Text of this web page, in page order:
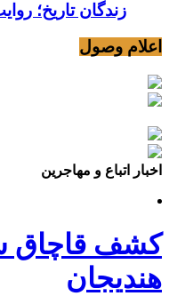
زندگان تاریخ؛
اعلام وصول
اخبار اتباع و مهاجرین
کشف قاچاق
هندیجان